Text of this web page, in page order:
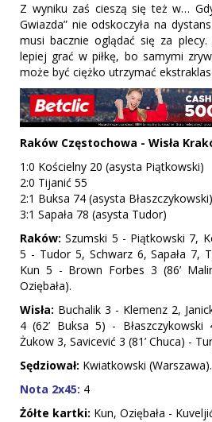
Z wyniku zaś cieszą się też w…
Gwiazda” nie odskoczyła na
musi bacznie oglądać się za
lepiej grać w piłkę, bo samymi
może być ciężko utrzymać
Raków Częstochowa - Wisła
1:0 Kościelny 20 (asysta Piątkowski)
2:0 Tijanić 55
2:1 Buksa 74 (asysta Błaszczykowski)
3:1 Sapała 78 (asysta Tudor)
Raków: Szumski 5 - Piątkowski 7,
5 - Tudor 5, Schwarz 6, Sapała 7,
Kun 5 - Brown Forbes 3 (86’
Oziębała).
Wisła: Buchalik 3 - Klemenz 2,
4 (62’ Buksa 5) -
Żukow 3, Savicević 3 (81’ Chuca) -
Sędziował: Kwiatkowski (Warszawa).
Nota 2x45: 4
Żółte kartki: Kun, Oziębała -